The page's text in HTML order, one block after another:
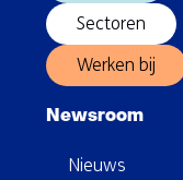
Sectoren
Werken bij
Newsroom
Nieuws